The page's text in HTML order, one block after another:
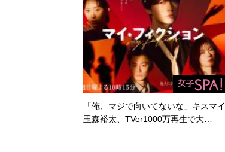
「俺、マジで向いてないな」キスマイ
玉森裕太、TVer1000万再生で大…